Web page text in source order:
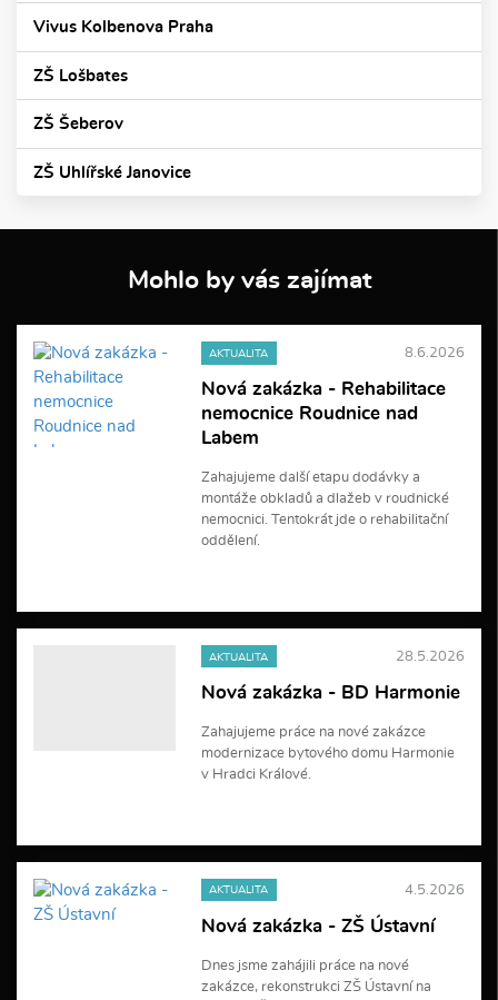
Vivus Kolbenova Praha
ZŠ Lošbates
ZŠ Šeberov
ZŠ Uhlířské Janovice
Mohlo by vás zajímat
AKTUALITA 8.6.2026
Nová zakázka - Rehabilitace
nemocnice Roudnice nad
Labem
Zahajujeme další etapu dodávky a
montáže obkladů a dlažeb v roudnické
nemocnici. Tentokrát jde o rehabilitační
oddělení.
i
f
r
m
a
AKTUALITA 28.5.2026
Nová zakázka - BD Harmonie
Zahajujeme práce na nové zakázce
modernizace bytového domu Harmonie
v Hradci Králové.
i
f
r
m
AKTUALITA 4.5.2026
Nová zakázka - ZŠ Ústavní
Dnes jsme zahájili práce na nové
zakázce, rekonstrukci ZŠ Ústavní na